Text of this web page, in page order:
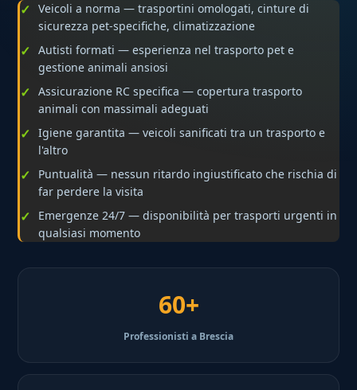
Veicoli a norma — trasportini omologati, cinture di
sicurezza pet-specifiche, climatizzazione
Autisti formati — esperienza nel trasporto pet e
gestione animali ansiosi
Assicurazione RC specifica — copertura trasporto
animali con massimali adeguati
Igiene garantita — veicoli sanificati tra un trasporto e
l'altro
Puntualità — nessun ritardo ingiustificato che rischia di
far perdere la visita
Emergenze 24/7 — disponibilità per trasporti urgenti in
qualsiasi momento
60+
Professionisti a Brescia